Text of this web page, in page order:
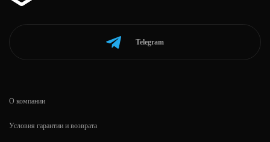
Telegram
О компании
Условия гарантии и возврата